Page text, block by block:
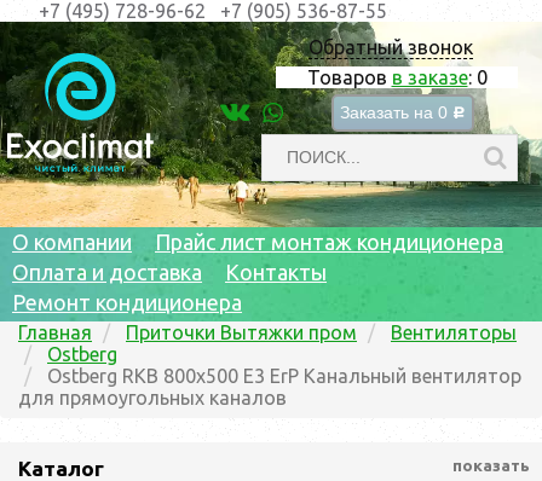
Обратный звонок
Товаров в заказе: 0
Заказать на 0 c
+7 (495) 728-96-62 +7 (905) 536-87-55
О компании
Прайс лист монтаж кондиционера
Оплата и доставка
Контакты
Ремонт кондиционера
Главная Приточки Вытяжки пром
Вентиляторы
Ostberg
Ostberg RKB 800x500 E3 ErP Канальный вентилятор
для прямоугольных каналов
Каталог показать